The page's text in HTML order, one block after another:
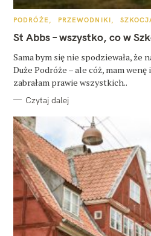
K
T
E
O
R
I
PODRÓŻE PRZEWODNIKI
St Abbs – wszystko, co w
Sama bym się nie spodziewała, że
Duże Podróże – ale cóż, mam
zabrałam prawie wszystkich..
Czytaj dalej